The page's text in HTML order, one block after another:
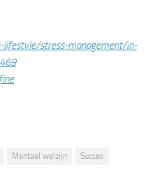
stress-management/in-
Mentaal welzijn Succes